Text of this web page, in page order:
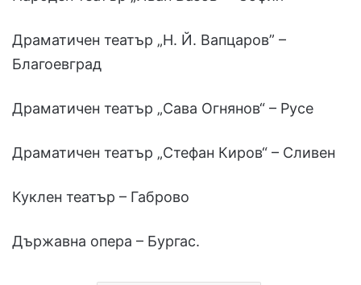
Драматичен театър „Н. Й. Вапцаров” –
Благоевград
Драматичен театър „Сава Огнянов“ – Русе
Драматичен театър „Стефан Киров“ – Сливен
Куклен театър – Габрово
Държавна опера – Бургас.